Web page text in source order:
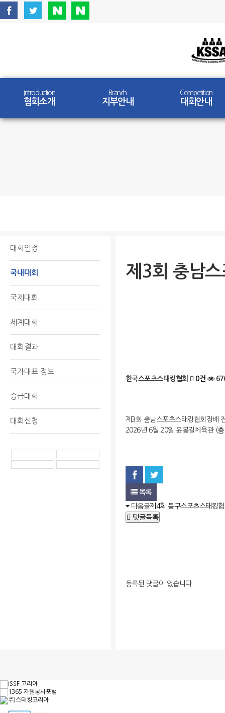
Introduction
협회소개
Branch
지부안내
Competition
대회안내
대회일정
국내대회
국제대회
세계대회
대회결과
국가대표 정보
승급대회
대회신청
제3회 충남
한국스포츠스태킹협회 0건
제3회 충남스포츠스태킹협회장배
2026년 6월 20일 윤봉길체육관 (
목록
다음글제4회 동구스포츠스태킹
댓글목록
등록된 댓글이 없습니다.